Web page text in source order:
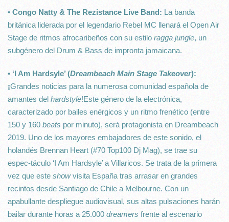
• Congo Natty & The Rezistance Live Band: La banda
británica liderada por el legendario Rebel MC llenará el Open Air
Stage de ritmos afrocaribeños con su estilo ragga jungle, un
subgénero del Drum & Bass de impronta jamaicana.
• ‘I Am Hardsyle’ (Dreambeach Main Stage Takeover):
¡Grandes noticias para la numerosa comunidad española de
amantes del hardstyle!Este género de la electrónica,
caracterizado por bailes enérgicos y un ritmo frenético (entre
150 y 160 beats por minuto), será protagonista en Dreambeach
2019. Uno de los mayores embajadores de este sonido, el
holandés Brennan Heart (#70 Top100 Dj Mag), se trae su
espec-táculo ‘I Am Hardsyle’ a Villaricos. Se trata de la primera
vez que este showvisita España tras arrasar en grandes
recintos desde Santiago de Chile a Melbourne. Con un
apabullante despliegue audiovisual, sus altas pulsaciones harán
bailar durante horas a 25.000 dreamers frente al escenario